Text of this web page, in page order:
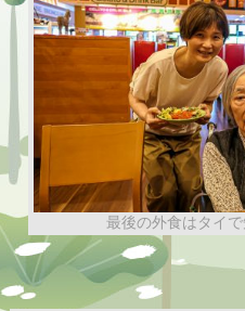
最後の外食はタイ